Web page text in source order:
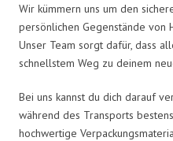
Wir kümmern uns um den
persönlichen Gegenstände von
Unser Team sorgt dafür, dass
schnellstem Weg zu deinem
Bei uns kannst du dich darauf
während des Transports
hochwertige